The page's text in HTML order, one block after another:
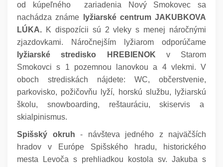
od kúpeľného zariadenia Nový Smokovec sa
nachádza známe
lyžiarské centrum JAKUBKOVA
LÚKA. K dispozícii sú 2 vleky s menej náročnými
zjazdovkami. Náročnejším lyžiarom odporúčame
lyžiarské stredisko HREBIENOK v Starom
Smokovci s 1 pozemnou lanovkou a 4 vlekmi. V
oboch strediskách nájdete: WC, občerstvenie,
parkovisko, požičovňu lyží, horskú službu, lyžiarskú
školu, snowboarding, reštauráciu, skiservis a
skialpinismus.
Spišský okruh - návšteva jedného z najväčších
hradov v Európe Spišského hradu, historického
mesta Levoča s prehliadkou kostola sv. Jakuba s